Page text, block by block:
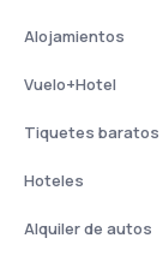
Alojamientos
Vuelo+Hotel
Tiquetes baratos
Hoteles
Alquiler de autos